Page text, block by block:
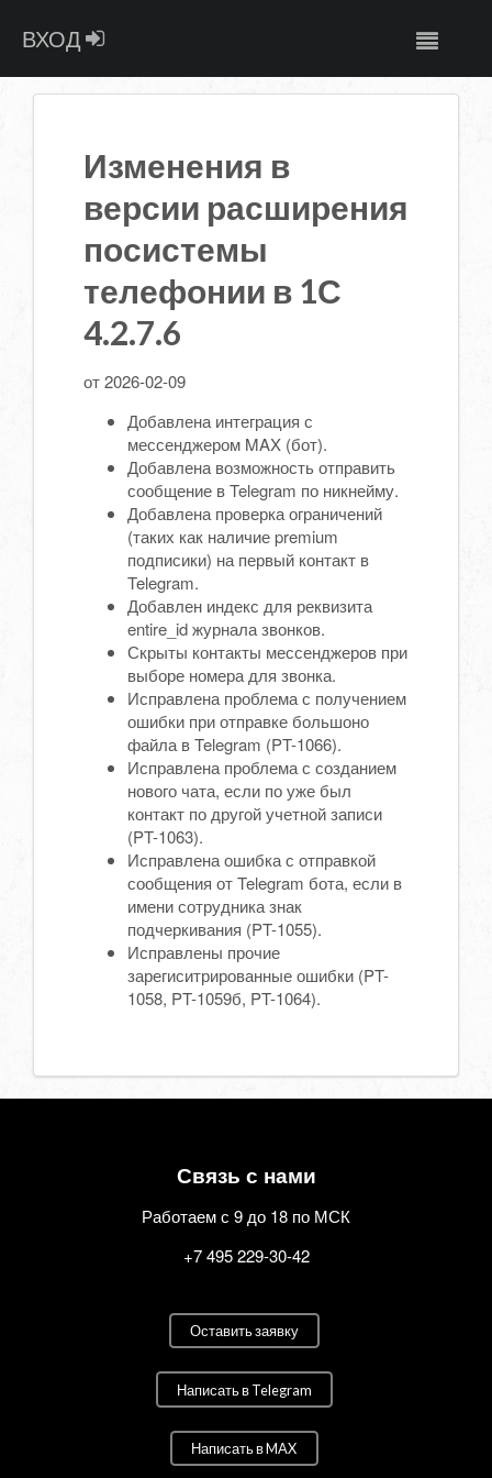
ВХОД
Изменения в
версии расширения
посистемы
телефонии в 1С
4.2.7.6
от 2026-02-09
Добавлена интеграция с
мессенджером MAX (бот).
Добавлена возможность отправить
сообщение в Telegram по никнейму.
Добавлена проверка ограничений
(таких как наличие premium
подписики) на первый контакт в
Telegram.
Добавлен индекс для реквизита
entire_id журнала звонков.
Скрыты контакты мессенджеров при
выборе номера для звонка.
Исправлена проблема с получением
ошибки при отправке большоно
файла в Telegram (PT-1066).
Исправлена проблема с созданием
нового чата, если по уже был
контакт по другой учетной записи
(PT-1063).
Исправлена ошибка с отправкой
сообщения от Telegram бота, если в
имени сотрудника знак
подчеркивания (PT-1055).
Исправлены прочие
зарегиситрированные ошибки (PT-
1058, PT-1059б, PT-1064).
Связь с нами
Работаем с 9 до 18 по МСК
+7 495 229-30-42
Оставить заявку
Написать в Telegram
Написать в MAX